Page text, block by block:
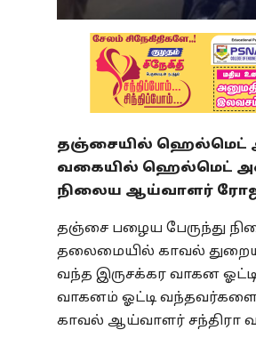
தஞ்சையில் ஹெல்மெட்
வகையில் ஹெல்மெட்
நிலைய ஆய்வாளர்
தஞ்சை பழைய பேருந்து
தலைமையில் காவல்
வந்த இருசக்கர வாகன
வாகனம் ஓட்டி வந்தவர்களை
காவல் ஆய்வாளர் சந்திரா